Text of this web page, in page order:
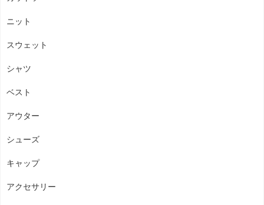
ニット
スウェット
シャツ
ベスト
アウター
シューズ
キャップ
アクセサリー